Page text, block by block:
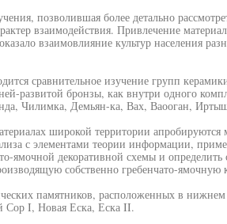
позволившая более детально
взаимодействия. Привлечение
взаимовлияние культур населения
сравнительное изучение групп
развитой бронзы, как внутри одного
Чилимка, Демьян-ка, Вах, Ваооган,
широкой территории апробируются
с элементами теории информации,
ямочной декоративной схемы и
собственно гребенчато-
памятников, расположенных в нижнем
I, Новая Еска, Еска II.